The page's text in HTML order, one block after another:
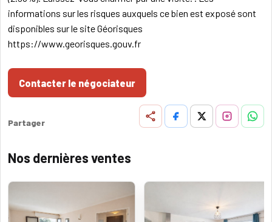
informations sur les risques auxquels ce bien est exposé sont
disponibles sur le site Géorisques
https://www.georisques.gouv.fr
Contacter le négociateur
Partager
Nos dernières ventes